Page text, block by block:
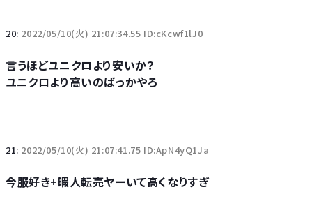
20: 2022/05/10(火) 21:07:34.55 ID:cKcwf1lJ0
言うほどユニクロより安いか？
ユニクロより高いのばっかやろ
21: 2022/05/10(火) 21:07:41.75 ID:ApN4yQ1Ja
今服好き+暇人転売ヤーいて高くなりすぎ